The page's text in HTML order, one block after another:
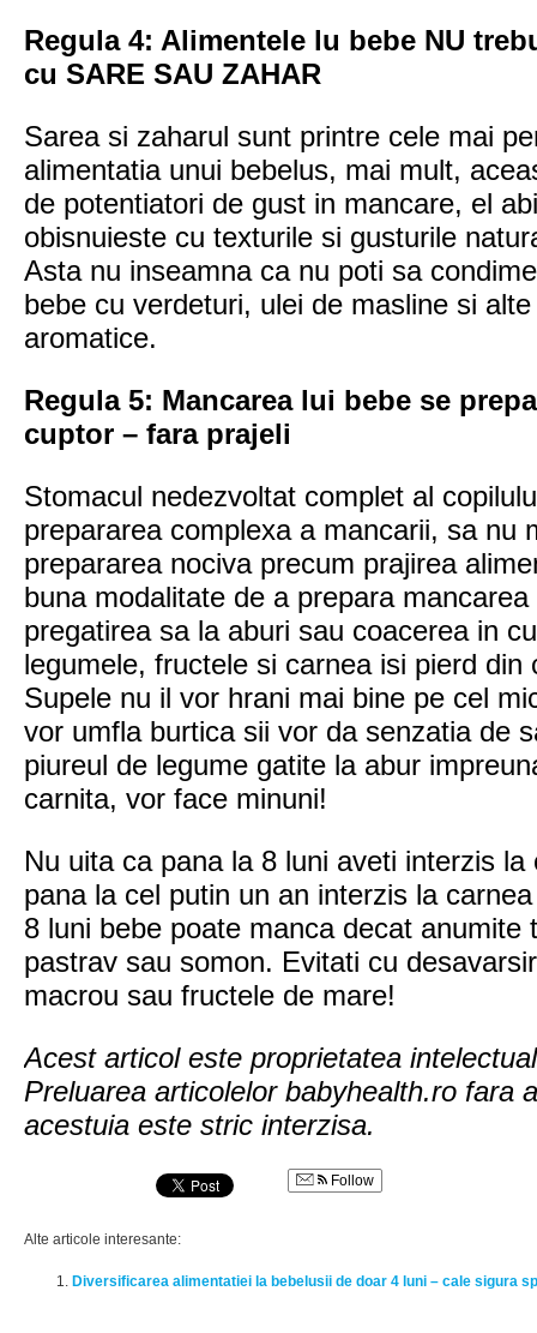
Regula 4: Alimentele lu bebe NU
cu SARE SAU ZAHAR
Sarea si zaharul sunt printre cele mai
alimentatia unui bebelus, mai mult,
de potentiatori de gust in mancare, el
obisnuieste cu texturile si gusturile
Asta nu inseamna ca nu poti sa
bebe cu verdeturi, ulei de masline si
aromatice.
Regula 5: Mancarea lui bebe se
cuptor – fara prajeli
Stomacul nedezvoltat complet al
prepararea complexa a mancarii, sa nu
prepararea nociva precum prajirea
buna modalitate de a prepara
pregatirea sa la aburi sau coacerea in
legumele, fructele si carnea isi pierd din
Supele nu il vor hrani mai bine pe cel
vor umfla burtica sii vor da senzatia de
piureul de legume gatite la abur
carnita, vor face minuni!
Nu uita ca pana la 8 luni aveti interzis
pana la cel putin un an interzis la
8 luni bebe poate manca decat anumite
pastrav sau somon. Evitati cu
macrou sau fructele de mare!
Acest articol este proprietatea
Preluarea articolelor babyhealth.ro fara
acestuia este stric interzisa.
Follow
Alte articole interesante:
Diversificarea alimentatiei la bebelusii de doar 4 luni – cale sigura